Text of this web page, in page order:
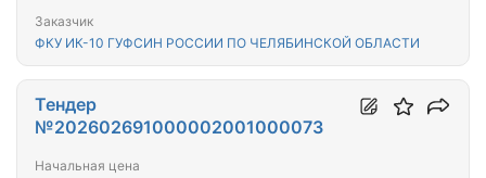
Заказчик
ФКУ ИК-10 ГУФСИН РОССИИ ПО ЧЕЛЯБИНСКОЙ ОБЛАСТИ
Тендер
№202602691000002001000073
Начальная цена